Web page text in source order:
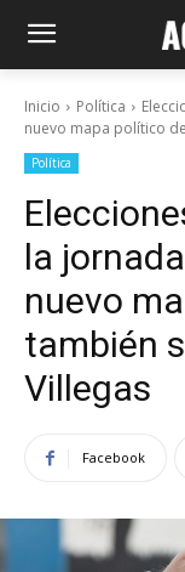
Inicio Política
nuevo mapa político
Política
la
nuevo
también
Villegas
Facebook